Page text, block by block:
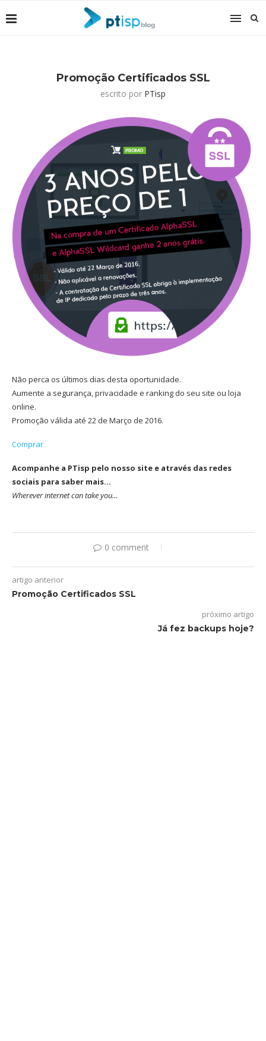
Promoção Certificados SSL
escrito por PTisp
Não perca os últimos dias desta oportunidade.
Aumente a segurança, privacidade e ranking do seu site ou loja
online.
Promoção válida até 22 de Março de 2016.
Comprar
Acompanhe a PTisp pelo nosso site e através das redes
sociais para saber mais…
Wherever internet can take you…
0 comment
artigo anterior
Promoção Certificados SSL
próximo artigo
Já fez backups hoje?